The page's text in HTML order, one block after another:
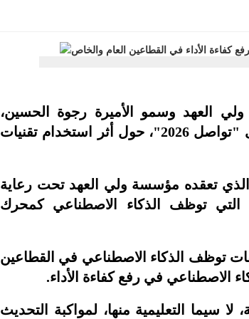
العهد وسمو الأميرة رجوة الحسين،
السبت، في جلسة حوارية ضمن فعاليات منتدى "تواصل 2026"، حول أثر استخدام تقنيات
تعقده مؤسسة ولي العهد تحت رعاية
التي توظف الذكاء الاصطناعي كمحرك
توظف الذكاء الاصطناعي في القطاعين
الاصطناعي في رفع كفاءة الأداء.
سيما التعليمية منها، لمواكبة التحديث